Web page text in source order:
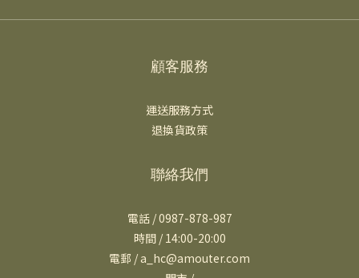
顧客服務
運送服務方式
退換貨政策
聯絡我們
電話 / 0987-878-987
時間 / 14:00-20:00
電郵 / a_hc@amouter.com